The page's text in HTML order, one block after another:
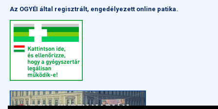
Az OGYÉI által regisztrált, engedélyezett online patika.